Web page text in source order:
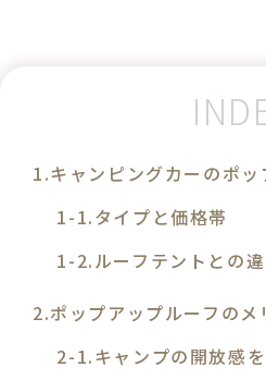
キャンピングカーのポッ
タイプと価格帯
ルーフテントとの
ポップアップルーフのメ
キャンプの開放感